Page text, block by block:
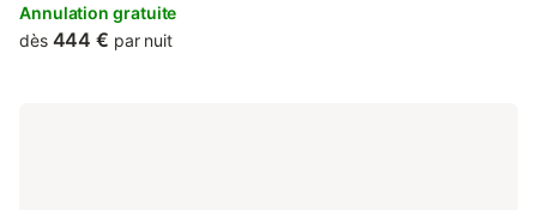
l’Aiguelongue à Montpellier, dans un environnement calme et
arboré. A proximité du centre-ville (10mn) ou de la plage
Annulation gratuite
dès 444 € par nuit